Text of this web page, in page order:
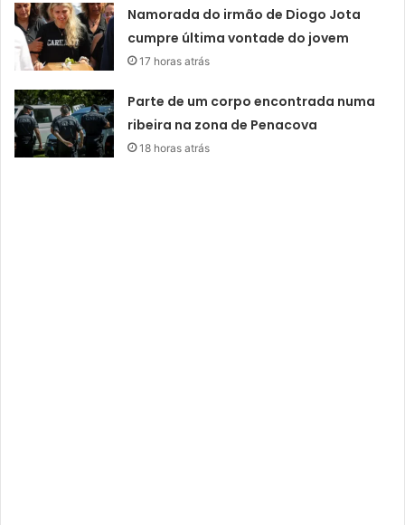
Namorada do irmão de Diogo Jota
cumpre última vontade do jovem
17 horas atrás
Parte de um corpo encontrada numa
ribeira na zona de Penacova
18 horas atrás